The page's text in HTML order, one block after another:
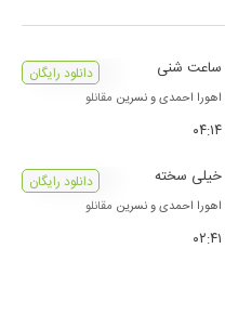
ساعت شنی
اهورا احمدیونسرین مقانلو
۰۴:۱۴
دانلود رایگان
خیلی سخته
اهورا احمدیونسرین مقانلو
۰۲:۴۱
دانلود رایگان